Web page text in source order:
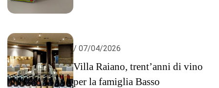
/ 07/04/2026
Villa Raiano, trent’anni di vino
per la famiglia Basso